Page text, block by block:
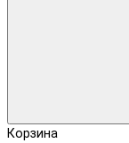
Корзина